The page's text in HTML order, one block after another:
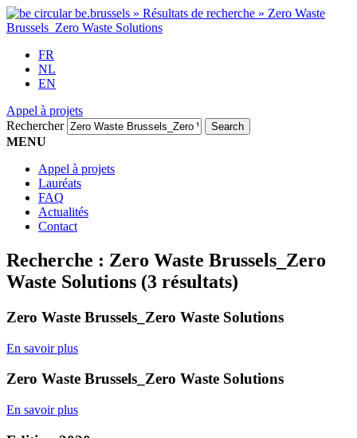
FR
NL
EN
Appel à projets
Rechercher
MENU
Appel à projets
Lauréats
FAQ
Actualités
Contact
Recherche : Zero Waste Brussels_Zero
Waste Solutions (3 résultats)
Zero Waste Brussels_Zero Waste Solutions
En savoir plus
Zero Waste Brussels_Zero Waste Solutions
En savoir plus